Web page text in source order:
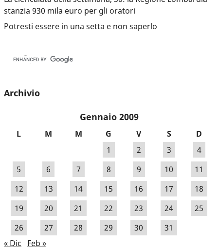
stanzia 930 mila euro per gli oratori
Potresti essere in una setta e non saperlo
Archivio
Gennaio 2009
L M M G V S
D
1
2 3
4
5
6 7 8 9 10
11
12
13 14 15 16 17
18
19
20 21 22 23 24
25
26
27 28 29 30
31
« Dic
Feb »